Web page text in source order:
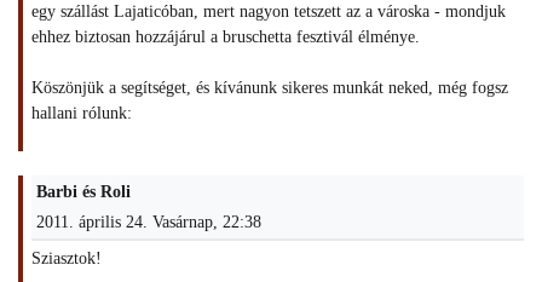
egy szállást Lajaticóban, mert nagyon tetszett az a városka - mondjuk
ehhez biztosan hozzájárul a bruschetta fesztivál élménye.
Köszönjük a segítséget, és kívánunk sikeres munkát neked, még fogsz
hallani rólunk:
Barbi és Roli
2011. április 24. Vasárnap, 22:38
Sziasztok!